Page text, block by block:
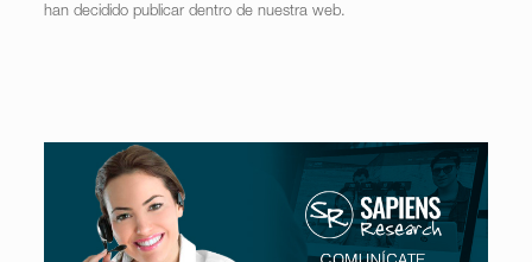
han decidido publicar dentro de nuestra web.